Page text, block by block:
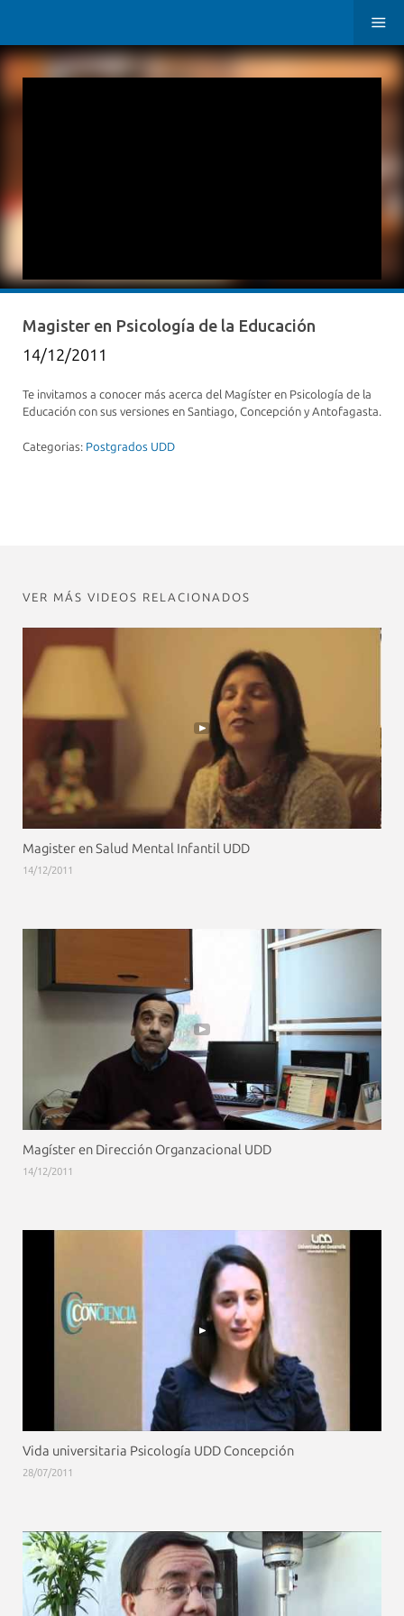
Magister en Psicología de la Educación
14/12/2011
Te invitamos a conocer más acerca del Magíster en Psicología de la
Educación con sus versiones en Santiago, Concepción y Antofagasta.
Categorias: Postgrados UDD
VER MÁS VIDEOS RELACIONADOS
Magister en Salud Mental Infantil UDD
14/12/2011
Magíster en Dirección Organzacional UDD
14/12/2011
Vida universitaria Psicología UDD Concepción
28/07/2011